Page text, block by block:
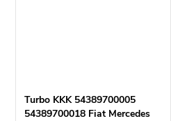
Turbo KKK 54389700005
54389700018 Fiat Mercedes